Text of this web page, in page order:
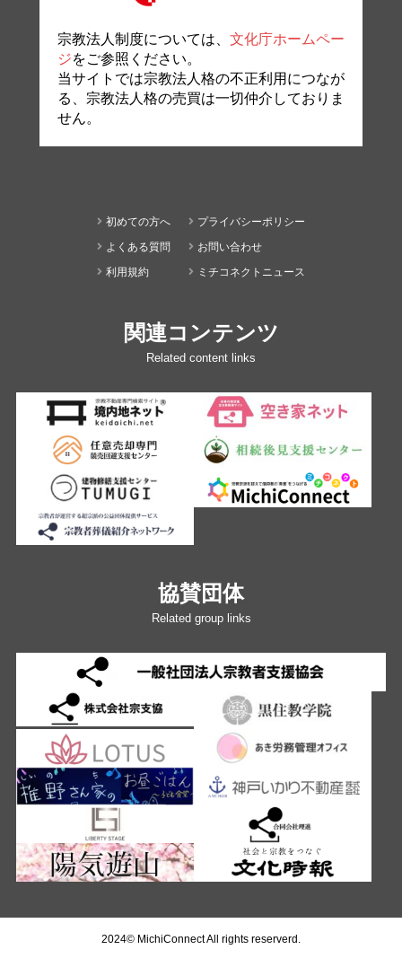
宗教法人制度については、 文化庁ホームペー
ジをご参照ください。
当サイトでは宗教法人格の不正利用につなが
る、宗教法人格の売買は一切仲介しておりま
せん。
初めての方へ
よくある質問
利用規約
プライバシーポリシー
お問い合わせ
ミチコネクトニュース
関連コンテンツ
Related content links
協賛団体
Related group links
2024© MichiConnectAll rights reserverd.